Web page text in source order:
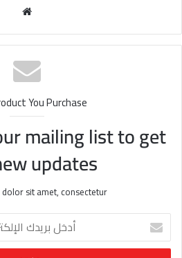
الوي
ب
You Purchase
mailing list to get
updates!
sit amet, consectetur.
خ